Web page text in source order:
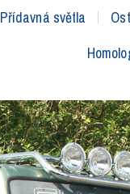
Přídavná světla